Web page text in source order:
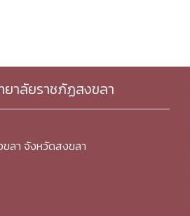
ยาลัยราชภัฏสงขลา
ลา จังหวัดสงขลา